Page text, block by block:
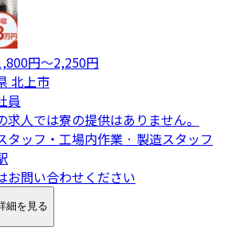
円〜2,250円
北上市
員
人では寮の提供はありません。
タッフ・工場内作業 · 製造スタッフ
お問い合わせください
細を見る